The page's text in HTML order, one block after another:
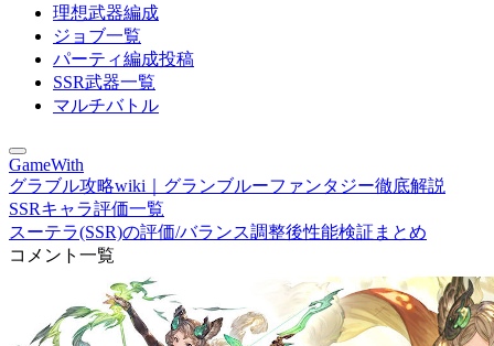
理想武器編成
ジョブ一覧
パーティ編成投稿
SSR武器一覧
マルチバトル
GameWith
グラブル攻略wiki｜グランブルーファンタジー徹底解説
SSRキャラ評価一覧
スーテラ(SSR)の評価/バランス調整後性能検証まとめ
コメント一覧